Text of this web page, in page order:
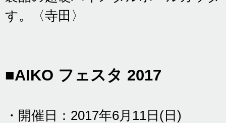
す。〈寺田〉
■AIKO フェスタ 2017
・開催日：2017年6月11日(日)